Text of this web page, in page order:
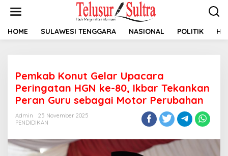
t
HOME SULAWESI TENGGARA NASIONAL POLITIK
Pemkab Konut Gelar Upacara
Peringatan HGN ke-80, Ikbar Tekankan
Peran Guru sebagai Motor Perubahan
Admin
25 November 2025
PENDIDIKAN